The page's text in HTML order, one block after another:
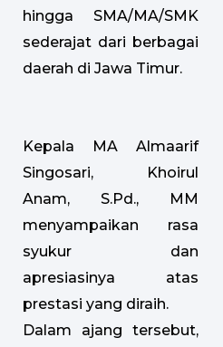
hingga SMA/MA/SMK
sederajat dari berbagai
daerah di Jawa Timur.
Kepala MA Almaarif
Singosari, Khoirul
Anam, S.Pd., MM
menyampaikan rasa
syukur dan
apresiasinya atas
prestasi yang diraih.
Dalam ajang tersebut,